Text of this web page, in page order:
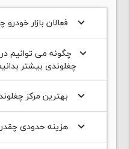
keyboard_arrow_down فعالان بازار
keyboard_arrow_down چگونه می توانیم
چغلوندی بیشتر
keyboard_arrow_down بهترین مرکز
keyboard_arrow_down هزینه حدودی